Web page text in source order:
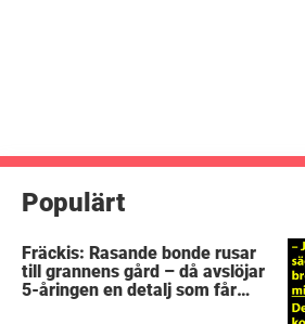
Populärt
Fräckis: Rasande bonde rusar
till grannens gård – då avslöjar
5-åringen en detalj som får